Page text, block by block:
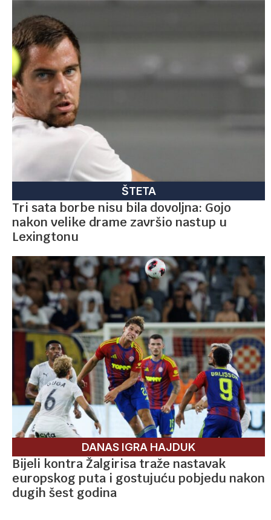
ŠTETA
Tri sata borbe nisu bila dovoljna: Gojo
nakon velike drame završio nastup u
Lexingtonu
DANAS IGRA HAJDUK
Bijeli kontra Žalgirisa traže nastavak
europskog puta i gostujuću pobjedu nakon
dugih šest godina